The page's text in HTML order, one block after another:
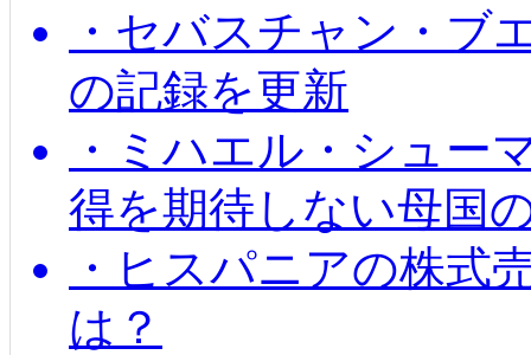
・セバスチャン・ブ
の記録を更新
・ミハエル・シュー
得を期待しない母国
・ヒスパニアの株式
は？